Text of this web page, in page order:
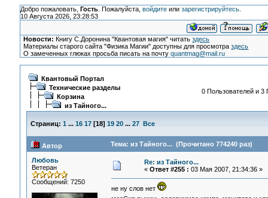
Добро пожаловать, Гость. Пожалуйста, войдитеили зарегистрируйтесь.
10 Августа 2026, 23:28:53
Новости: Книгу С.Доронина "Квантовая магия" читатьздесь
Материалы старого сайта "Физика Магии" доступны для просмотраздесь
О замеченных глюках просьба писать на почтуquantmag@mail.ru
Квантовый Портал
Технические разделы
Корзина
из Тайного...
0 Пользователей и 3
Страниц: 1 ... 16 17[18] 19 20 ... 27 Все
Автор Тема: из Тайного... (Прочитано 774240 раз)
Любовь
Ветеран
Сообщений: 7250
Re: из Тайного...
« Ответ #255 : 03 Мая 2007, 21:34:36 »
не ну слов нет